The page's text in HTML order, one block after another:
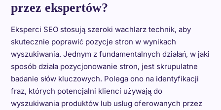
przez ekspertów?
Eksperci SEO stosują szeroki wachlarz technik, aby
skutecznie poprawić pozycje stron w wynikach
wyszukiwania. Jednym z fundamentalnych działań, w jaki
sposób działa pozycjonowanie stron, jest skrupulatne
badanie słów kluczowych. Polega ono na identyfikacji
fraz, których potencjalni klienci używają do
wyszukiwania produktów lub usług oferowanych przez